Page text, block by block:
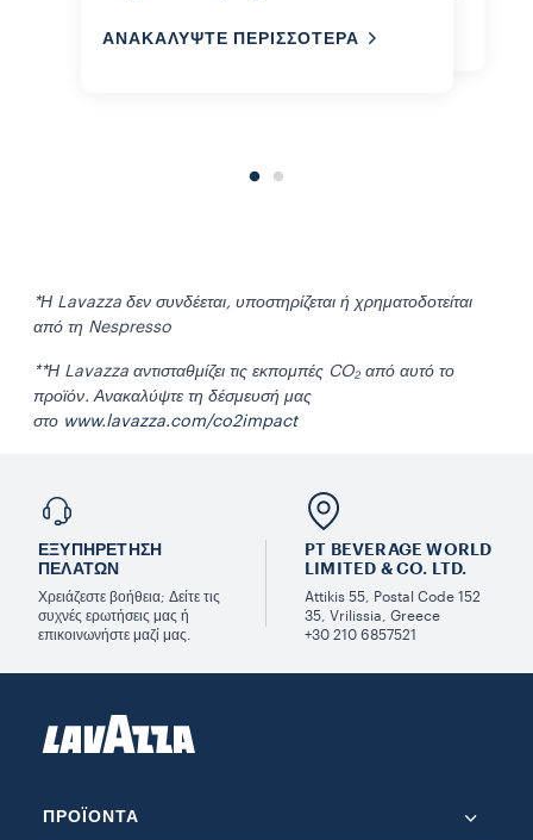
ΑΝΑΚΑΛΎΨΤΕ ΠΕΡΙΣΣΌΤΕΡΑ
ΑΝΑΚΑΛΥΨΤΕ ΠΕΡΙΣΣΟΤΕΡΑ
*Η Lavazza δεν συνδέεται, υποστηρίζεται ή χρηματοδοτείται
από τη Nespresso
**Η Lavazza αντισταθμίζει τις εκπομπές CO₂ από αυτό το
προϊόν. Ανακαλύψτε τη δέσμευσή μας
στο www.lavazza.com/co2impact
ΕΞΥΠΗΡΈΤΗΣΗ
ΠΕΛΑΤΏΝ
Χρειάζεστε βοήθεια; Δείτε τις
συχνές ερωτήσεις μας ή
επικοινωνήστε μαζί μας.
PT BEVERAGE WORLD
LIMITED & CO. LTD.
Attikis 55, Postal Code 152
35, Vrilissia, Greece
+30 210 6857521
ΠΡΟΪΌΝΤΑ